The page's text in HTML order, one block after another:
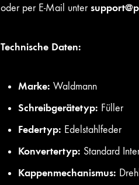
oder per E-Mail unter
Technische Daten:
Marke: Waldmann
Schreibgerätetyp: Füller
Federtyp: Edelstahlfeder
Konvertertyp: Standard
Kappenmechanismus: